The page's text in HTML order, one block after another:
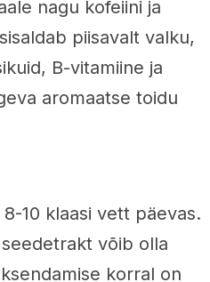
nagu kofeiini ja
piisavalt valku,
B-vitamiine ja
aromaatse toidu
10 klaasi vett päevas.
võib olla
korral on